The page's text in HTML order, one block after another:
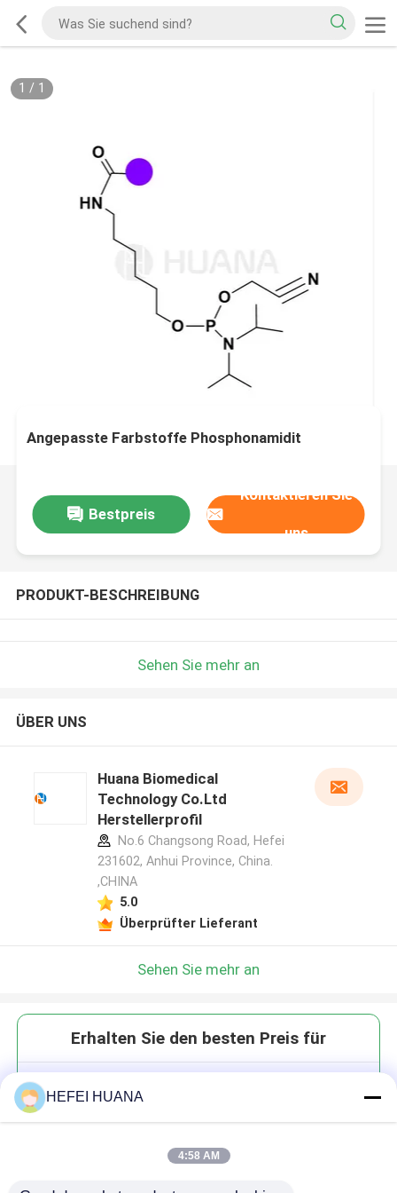
1 / 1
Angepasste Farbstoffe Phosphonamidit
Bestpreis
Kontaktieren Sie
uns
PRODUKT-BESCHREIBUNG
Sehen Sie mehr an
ÜBER UNS
Huana Biomedical
Technology Co.Ltd
Herstellerprofil
No.6 Changsong Road, Hefei
231602, Anhui Province, China.
,CHINA
5.0
Überprüfter Lieferant
Sehen Sie mehr an
Erhalten Sie den besten Preis für
HEFEI HUANA
4:58 AM